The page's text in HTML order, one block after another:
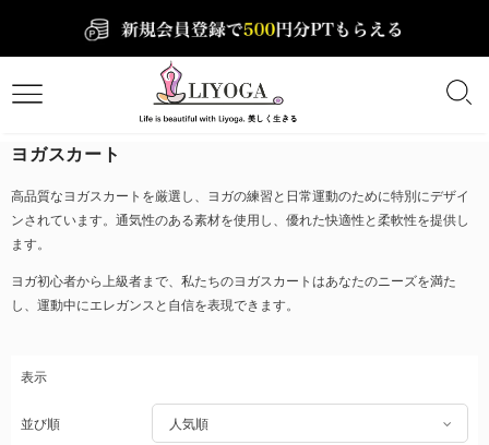
ヨガスカート
高品質なヨガスカートを厳選し、ヨガの練習と日常運動のために特別にデザイ
ンされています。通気性のある素材を使用し、優れた快適性と柔軟性を提供し
ます。
ヨガ初心者から上級者まで、私たちのヨガスカートはあなたのニーズを満た
し、運動中にエレガンスと自信を表現できます。
表示
並び順 人気順